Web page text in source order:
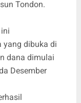
Tondon.
yang dibuka di
dana dimulai
Desember